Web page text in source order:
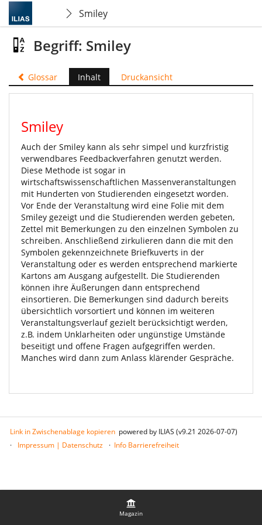
Smiley
Magazin
Begriff: Smiley
Glossar Inhalt Druckansicht
Smiley
Auch der Smiley kann als sehr simpel und kurzfristig
verwendbares Feedbackverfahren genutzt werden.
Diese Methode ist sogar in
wirtschaftswissenschaftlichen Massenveranstaltungen
mit Hunderten von Studierenden eingesetzt worden.
Vor Ende der Veranstaltung wird eine Folie mit dem
Smiley gezeigt und die Studierenden werden gebeten,
Zettel mit Bemerkungen zu den einzelnen Symbolen zu
schreiben. Anschließend zirkulieren dann die mit den
Symbolen gekennzeichnete Briefkuverts in der
Veranstaltung oder es werden entsprechend markierte
Kartons am Ausgang aufgestellt. Die Studierenden
können ihre Äußerungen dann entsprechend
einsortieren. Die Bemerkungen sind dadurch bereits
übersichtlich vorsortiert und können im weiteren
Veranstaltungsverlauf gezielt berücksichtigt werden,
z.B. indem Unklarheiten oder ungünstige Umstände
beseitigt und offene Fragen aufgegriffen werden.
Manches wird dann zum Anlass klärender Gespräche.
Link in Zwischenablage kopieren powered by ILIAS (v9.21 2026-07-07)
Impressum | Datenschutz
Info Barrierefreiheit